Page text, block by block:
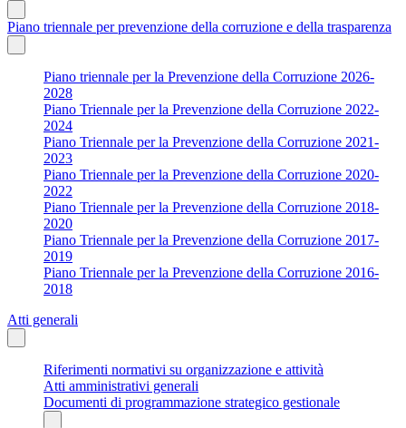
Piano triennale per prevenzione della corruzione e della trasparenza
Piano triennale per la Prevenzione della Corruzione 2026-
2028
Piano Triennale per la Prevenzione della Corruzione 2022-
2024
Piano Triennale per la Prevenzione della Corruzione 2021-
2023
Piano Triennale per la Prevenzione della Corruzione 2020-
2022
Piano Triennale per la Prevenzione della Corruzione 2018-
2020
Piano Triennale per la Prevenzione della Corruzione 2017-
2019
Piano Triennale per la Prevenzione della Corruzione 2016-
2018
Atti generali
Riferimenti normativi su organizzazione e attività
Atti amministrativi generali
Documenti di programmazione strategico gestionale